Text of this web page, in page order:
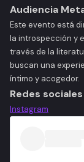
Audiencia
Este evento está
la introspección y
través de la
buscan una
íntimo y acogedor.​
Redes
Instagram